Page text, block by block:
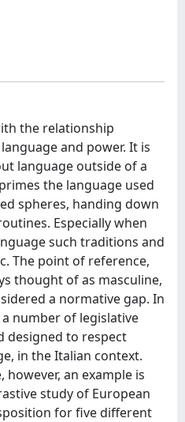
the relationship
and power. It is
language outside of a
the language used
spheres, handing down
Especially when
such traditions and
The point of reference,
thought of as masculine,
a normative gap. In
number of legislative
designed to respect
in the Italian context.
however, an example is
study of European
for five different